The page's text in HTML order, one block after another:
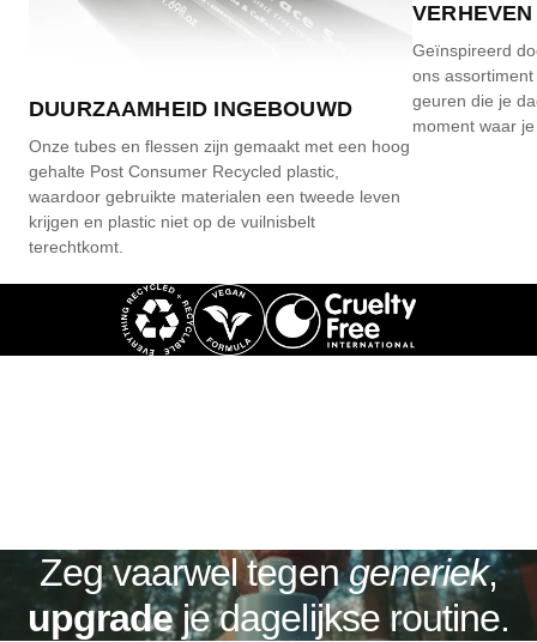
DUURZAAMHEID INGEBOUWD
Onze tubes en flessen zijn gemaakt met een hoog
gehalte Post Consumer Recycled plastic,
waardoor gebruikte materialen een tweede leven
krijgen en plastic niet op de vuilnisbelt
terechtkomt.
Geïnspireerd
ons
geuren die je
moment waar
Zeg vaarwel tegengeneriek,
upgradeje dagelijkse routine.